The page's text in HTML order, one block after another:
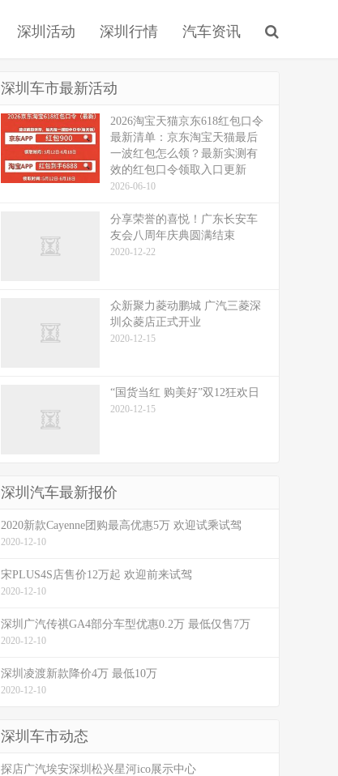
深圳活动 深圳行情 汽车资讯
深圳车市最新活动
2026淘宝天猫京东618红包口令
最新清单：京东淘宝天猫最后
一波红包怎么领？最新实测有
效的红包口令领取入口更新
2026-06-10
分享荣誉的喜悦！广东长安车
友会八周年庆典圆满结束
2020-12-22
众新聚力菱动鹏城 广汽三菱深
圳众菱店正式开业
2020-12-15
“国货当红 购美好”双12狂欢日
2020-12-15
深圳汽车最新报价
2020新款Cayenne团购最高优惠5万 欢迎试乘试驾
2020-12-10
宋PLUS4S店售价12万起 欢迎前来试驾
2020-12-10
深圳广汽传祺GA4部分车型优惠0.2万 最低仅售7万
2020-12-10
深圳凌渡新款降价4万 最低10万
2020-12-10
深圳车市动态
探店广汽埃安深圳松兴星河ico展示中心